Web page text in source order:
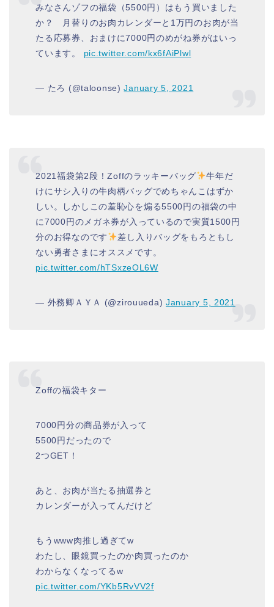
みなさんゾフの福袋（5500円）はもう買いました
か？ 月替りのお肉カレンダーと1万円のお肉が当
たる応募券、おまけに7000円のめがね券がはいっ
ています。 pic.twitter.com/kx6fAiPlwl
— たろ (@taloonse)January 5, 2021
2021福袋第2段！Zoffのラッキーバッグ
牛年だ
けにサシ入りの牛肉柄バッグでめちゃんこはずか
しい。しかしこの羞恥心を煽る5500円の福袋の中
に7000円のメガネ券が入っているので実質1500円
分のお得なのです
差し入りバッグをもろともし
ない勇者さまにオススメです。
pic.twitter.com/hTSxzeOL6W
— 外務卿ＡＹＡ (@zirouueda)January 5, 2021
Zoffの福袋キター
7000円分の商品券が入って
5500円だったので
2つGET！
あと、お肉が当たる抽選券と
カレンダーが入ってんだけど
もうwww肉推し過ぎてw
わたし、眼鏡買ったのか肉買ったのか
わからなくなってるw
pic.twitter.com/YKb5RvVV2f